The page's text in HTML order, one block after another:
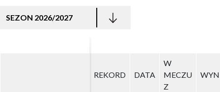
SEZON 2026/2027
REKORD DATA
W
MECZU
Z
REKORD DATA
W
MECZU
Z